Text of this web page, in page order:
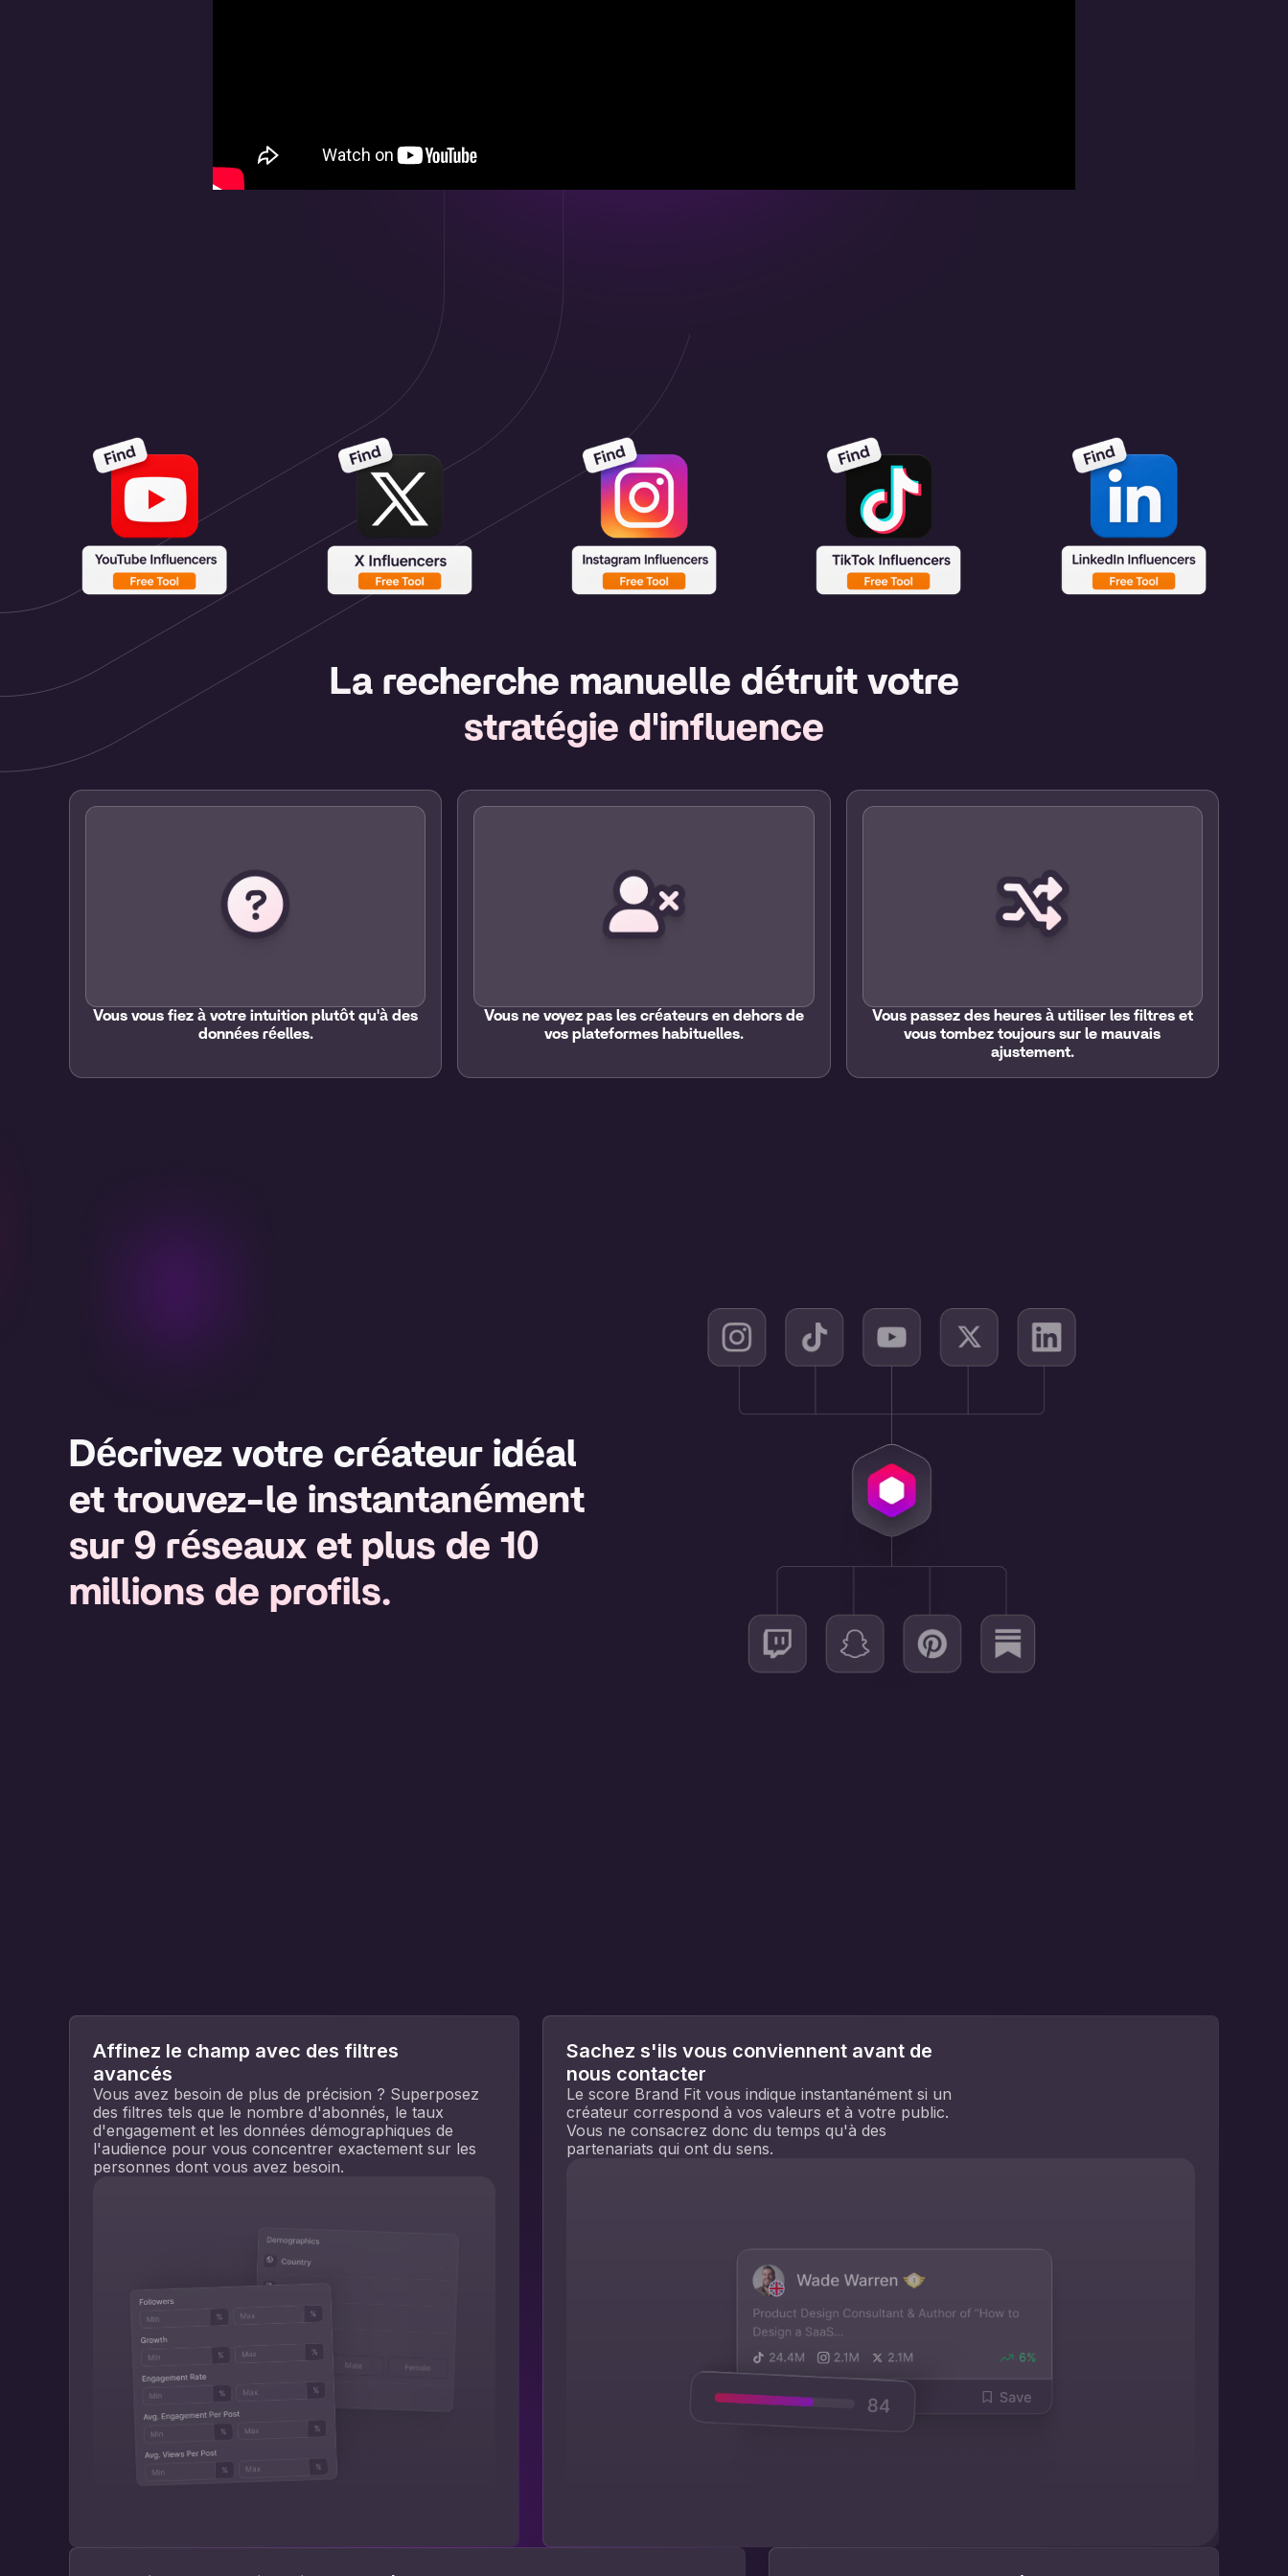
La recherche manuelle détruit votre
stratégie d'influence
Vous vous fiez à votre intuition plutôt qu'à des
données réelles.
Vous ne voyez pas les créateurs en dehors de
vos plateformes habituelles.
Vous passez des heures à utiliser les filtres et
vous tombez toujours sur le mauvais
ajustement.
Décrivez votre créateur idéal
et trouvez-le instantanément
sur 9 réseaux et plus de 10
millions de profils.
Affinez le champ avec des filtres
avancés
Vous avez besoin de plus de précision ? Superposez
des filtres tels que le nombre d'abonnés, le taux
d'engagement et les données démographiques de
l'audience pour vous concentrer exactement sur les
personnes dont vous avez besoin.
Sachez s'ils vous conviennent avant de
nous contacter
Le score Brand Fit vous indique instantanément si un
créateur correspond à vos valeurs et à votre public.
Vous ne consacrez donc du temps qu'à des
partenariats qui ont du sens.